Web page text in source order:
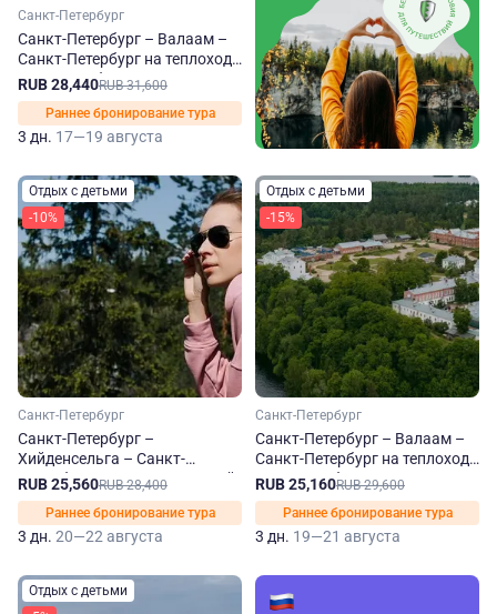
Санкт-Петербург
Санкт-Петербург – Валаам –
Санкт-Петербург на теплоходе
Леонид Соболев
RUB 28,440RUB 31,600
Раннее бронирование тура
3 дн. 17—19 августа
Отдых с детьми
-10%
Санкт-Петербург
Санкт-Петербург –
Хийденсельга – Санкт-
Петербург на теплоходе Юрий
Андропов
RUB 25,560RUB 28,400
Раннее бронирование тура
3 дн. 20—22 августа
Отдых с детьми
-15%
Санкт-Петербург
Санкт-Петербург – Валаам –
Санкт-Петербург на теплоходе
Леонид Соболев
RUB 25,160RUB 29,600
Раннее бронирование тура
3 дн. 19—21 августа
Отдых с детьми